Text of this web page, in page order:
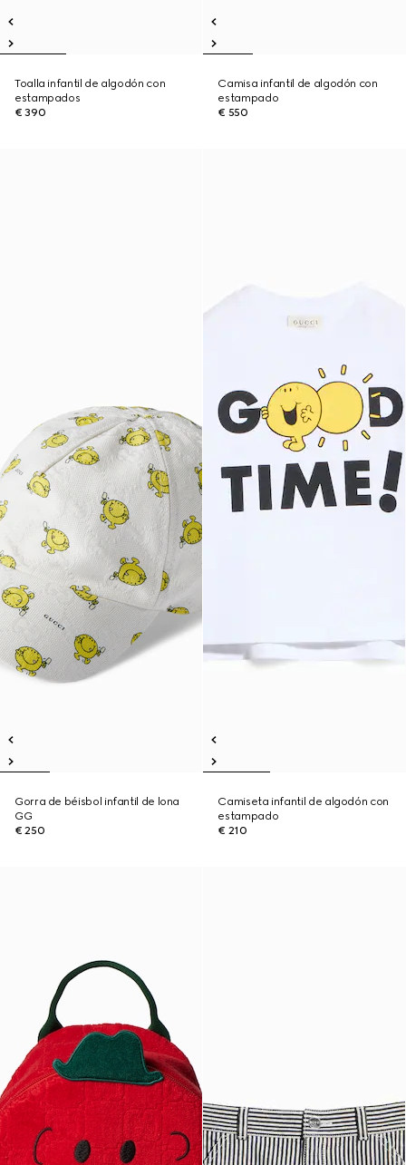
Toalla infantil de algodón con
estampados
€ 390
Camisa infantil de algodón con
estampado
€ 550
Gorra de béisbol infantil de lona
GG
€ 250
Camiseta infantil de algodón con
estampado
€ 210